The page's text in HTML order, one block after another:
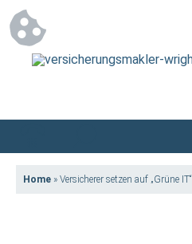
Home » Versicherer setzen auf „Grüne IT“